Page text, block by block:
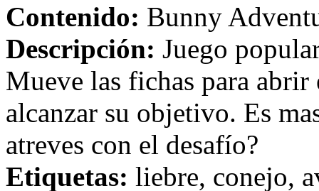
Contenido: Bunny
Descripción: Juego
Mueve las fichas para
alcanzar su objetivo. Es
atreves con el desafío?
Etiquetas: liebre, conejo,